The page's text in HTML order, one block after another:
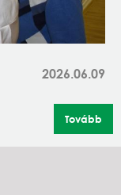
2026.06.09
Tovább